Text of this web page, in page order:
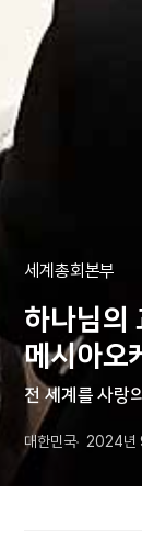
세계총회본부
하나님의
메시아오
전 세계를 사랑
대한민국 2024년